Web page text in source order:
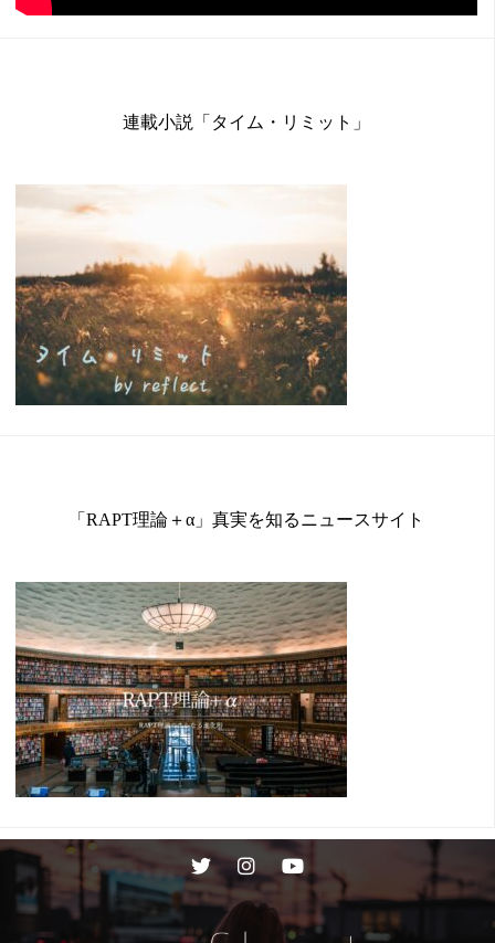
連載小説「タイム・リミット」
「RAPT理論＋α」真実を知るニュースサイト